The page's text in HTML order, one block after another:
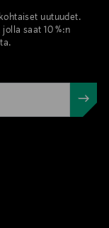
uutuudet.
saat 10 %:n